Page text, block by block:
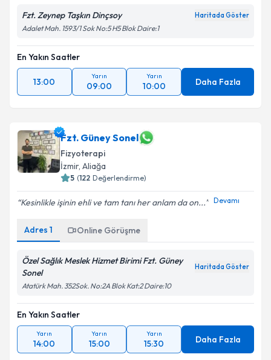
Fzt. Zeynep Taşkın Dinçsoy Haritada Göster
Adalet Mah. 1593/1 Sok No:5 H5 Blok Daire:1
En Yakın Saatler
13:00
Yarın
09:00
Yarın
10:00 Daha Fazla
Fzt. Güney Sonel
Fizyoterapi
İzmir, Aliağa
5 (122 Değerlendirme)
Kesinlikle işinin ehli ve tam tanı her anlam da on... Devamı
Adres 1 Online Görüşme
Özel Sağlık Meslek Hizmet Birimi Fzt. Güney
Sonel
Haritada Göster
Atatürk Mah. 352Sok. No:2A Blok Kat:2 Daire:10
En Yakın Saatler
Yarın
14:00
Yarın
15:00
Yarın
15:30 Daha Fazla